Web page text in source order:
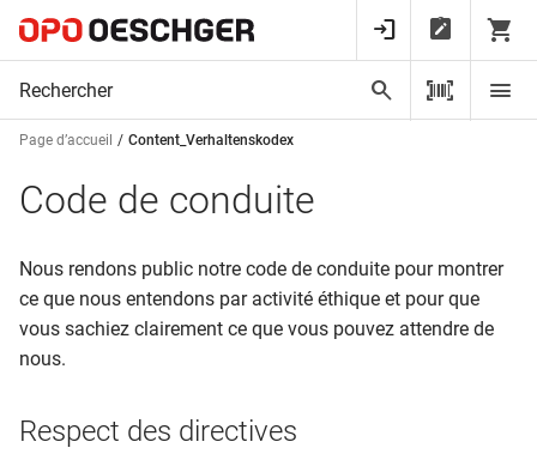
Page d’accueil Content_Verhaltenskodex
Code de conduite
Nous rendons public notre code de conduite pour montrer
ce que nous entendons par activité éthique et pour que
vous sachiez clairement ce que vous pouvez attendre de
nous.
Respect des directives